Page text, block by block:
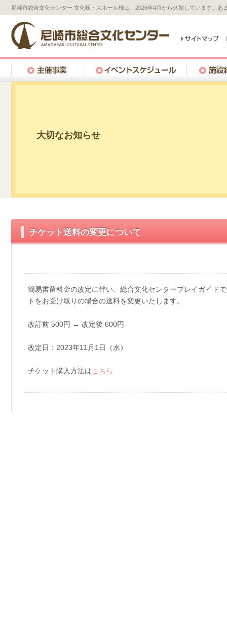
尼崎市総合文化センター 文化棟・大ホール棟は、2026年4月から休館しています。
大切なお知らせ
チケット送料の変更について
簡易書留料金の改定に伴い、総合文化センタープレイガイド
トをお受け取りの場合の送料を変更いたします。
改訂前 500円 → 改定後 600円
改定日：2023年11月1日（水）
チケット購入方法は こちら